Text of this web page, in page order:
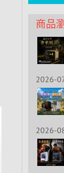
商品
2026-
2026-